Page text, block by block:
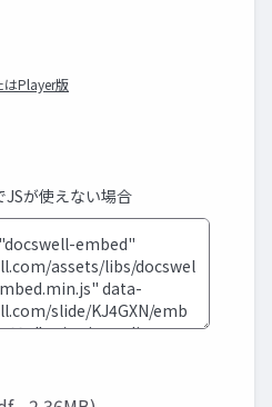
はPlayer版
JSが使えない場合